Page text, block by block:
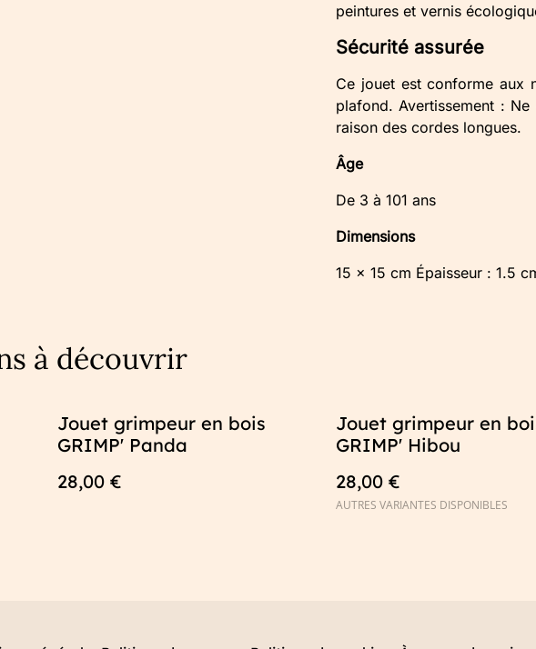
peintures et vernis
Sécurité assurée
Ce jouet est conforme aux
plafond. Avertissement :
raison des cordes longues.
Âge
De 3 à 101 ans
Dimensions
15 x 15 cm Épaisseur : 1.5
à découvrir
Jouet grimpeur en bois
GRIMP' Panda
28,00 €
Jouet grimpeur en
GRIMP' Hibou
28,00 €
AUTRES VARIANTES DISPONIBLES